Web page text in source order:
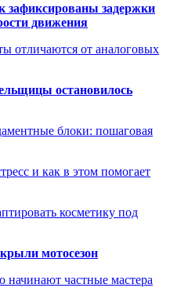
зафиксированы задержки
движения
отличаются от аналоговых
остановилось
блоки: пошаговая
и как в этом помогает
косметику под
мотосезон
частные мастера